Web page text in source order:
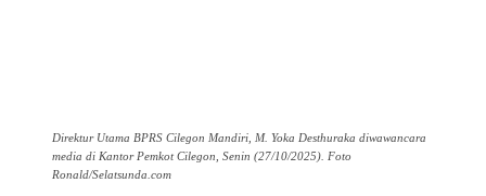
Direktur Utama BPRS Cilegon Mandiri, M. Yoka Desthuraka diwawancara
media di Kantor Pemkot Cilegon, Senin (27/10/2025). Foto
Ronald/Selatsunda.com